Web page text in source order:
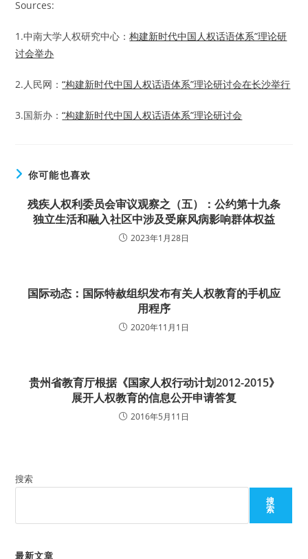
Sources:
1.中南大学人权研究中心：构建新时代中国人权话语体系”理论研
讨会举办
2.人民网：“构建新时代中国人权话语体系”理论研讨会在长沙举行
3.国新办：“构建新时代中国人权话语体系”理论研讨会
你可能也喜欢
残疾人权利委员会审议观察之（五）：公约第十九条
独立生活和融入社区中涉及受麻风病影响群体权益
2023年1月28日
国际动态：国际特赦组织发布有关人权教育的手机应
用程序
2020年11月1日
贵州省教育厅根据《国家人权行动计划2012-2015》
展开人权教育的信息公开申请答复
2016年5月11日
搜索
搜
索
最新文章